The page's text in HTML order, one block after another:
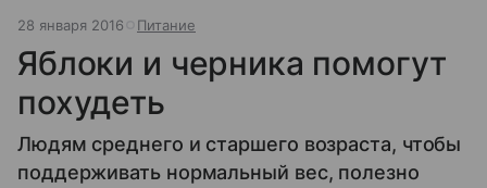
28 января 2016 Питание
Яблоки и черника помогут
похудеть
Людям среднего и старшего возраста, чтобы
поддерживать нормальный вес, полезно